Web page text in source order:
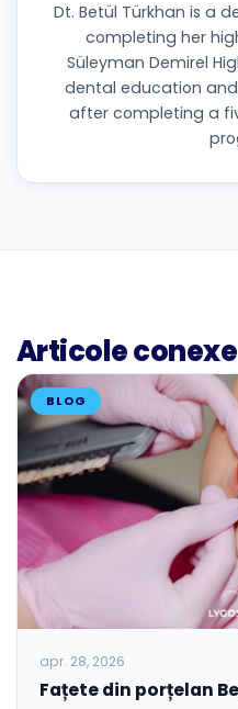
Dt. Betül Türkhan is a
completing her
Süleyman Demirel
dental education
after completing a
Articole conexe
BLOG
apr. 28, 2026
Fațete din porțelan